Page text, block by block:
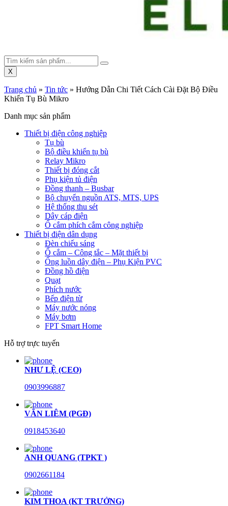
X
Trang chủ » Tin tức » Hướng Dẫn Chi Tiết Cách Cài Đặt Bộ Điều
Khiển Tụ Bù Mikro
Danh mục sản phẩm
Thiết bị điện công nghiệp
Tụ bù
Bộ điều khiển tụ bù
Relay Mikro
Thiết bị đóng cắt
Phụ kiện tủ điện
Đồng thanh – Busbar
Bộ chuyển nguồn ATS, MTS, UPS
Hệ thống thu sét
Dây cáp điện
Ổ cắm phích cắm công nghiệp
Thiết bị điện dân dụng
Đèn chiếu sáng
Ổ cắm – Công tắc – Mặt thiết bị
Ống luồn dây điện – Phụ Kiện PVC
Đồng hồ điện
Quạt
Phích nước
Bếp điện từ
Máy nước nóng
Máy bơm
FPT Smart Home
Hỗ trợ trực tuyến
NHƯ LỆ (CEO)
0903996887
VĂN LIÊM (PGĐ)
0918453640
ANH QUANG (TPKT )
0902661184
KIM THOA (KT TRƯỞNG)